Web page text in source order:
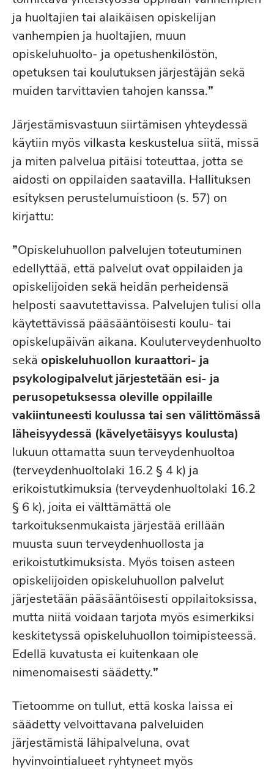
ja huoltajien tai alaikäisen opiskelijan
vanhempien ja huoltajien, muun
opiskeluhuolto- ja opetushenkilöstön,
opetuksen tai koulutuksen järjestäjän sekä
muiden tarvittavien tahojen kanssa.”
Järjestämisvastuun siirtämisen yhteydessä
käytiin myös vilkasta keskustelua siitä, missä
ja miten palvelua pitäisi toteuttaa, jotta se
aidosti on oppilaiden saatavilla. Hallituksen
esityksen perustelumuistioon (s. 57) on
kirjattu:
”Opiskeluhuollon palvelujen toteutuminen
edellyttää, että palvelut ovat oppilaiden ja
opiskelijoiden sekä heidän perheidensä
helposti saavutettavissa. Palvelujen tulisi olla
käytettävissä pääsääntöisesti koulu- tai
opiskelupäivän aikana. Kouluterveydenhuolto
sekä opiskeluhuollon kuraattori- ja
psykologipalvelut järjestetään esi- ja
perusopetuksessa oleville oppilaille
vakiintuneesti koulussa tai sen välittömässä
läheisyydessä (kävelyetäisyys koulusta)
lukuun ottamatta suun terveydenhuoltoa
(terveydenhuoltolaki 16.2 § 4 k) ja
erikoistutkimuksia (terveydenhuoltolaki 16.2
§ 6 k), joita ei välttämättä ole
tarkoituksenmukaista järjestää erillään
muusta suun terveydenhuollosta ja
erikoistutkimuksista. Myös toisen asteen
opiskelijoiden opiskeluhuollon palvelut
järjestetään pääsääntöisesti oppilaitoksissa,
mutta niitä voidaan tarjota myös esimerkiksi
keskitetyssä opiskeluhuollon toimipisteessä.
Edellä kuvatusta ei kuitenkaan ole
nimenomaisesti säädetty.”
Tietoomme on tullut, että koska laissa ei
säädetty velvoittavana palveluiden
järjestämistä lähipalveluna, ovat
hyvinvointialueet ryhtyneet myös